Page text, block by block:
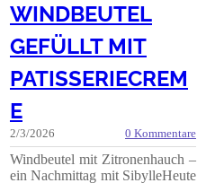
WINDBEUTEL
GEFÜLLT MIT
PATISSERIECREM
E
2/3/2026 0 Kommentare
Windbeutel mit Zitronenhauch –
ein Nachmittag mit SibylleHeute